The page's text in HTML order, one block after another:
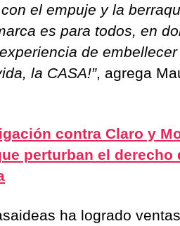
el empuje y la
es para todos, en
de
la CASA!”, agrega
contra Claro y
perturban el derecho
ha logrado